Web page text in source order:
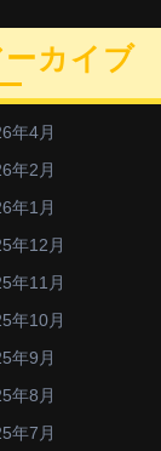
ーカイブ
年4月
年2月
年1月
年12月
年11月
年10月
年9月
年8月
年7月